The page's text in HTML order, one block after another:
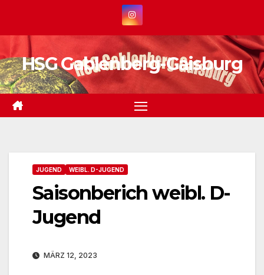
springen
HSG Gablenberg-Gaisburg
JUGEND WEIBL. D-JUGEND
Saisonberich weibl. D-
Jugend
MÄRZ 12, 2023